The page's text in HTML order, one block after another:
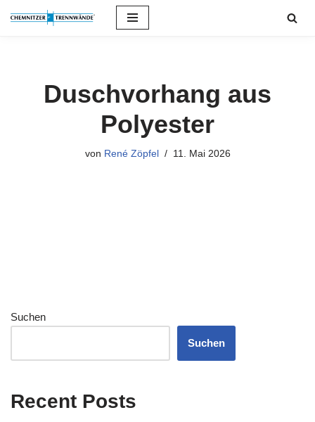
Duschvorhang aus
Polyester
von René Zöpfel 11. Mai 2026
Suchen
Suchen
Recent Posts